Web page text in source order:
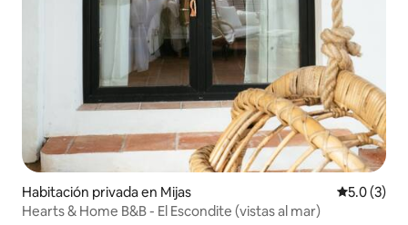
Habitación privada en Mijas
5.0 (3)
Hearts & Home B&B - El Escondite (vistas al mar)